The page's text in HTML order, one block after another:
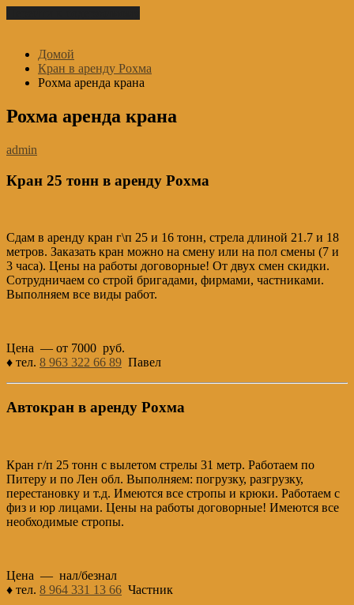
Домой
Кран в аренду Рохма
Рохма аренда крана
Рохма аренда крана
admin
Кран 25 тонн в аренду Рохма
Сдам в аренду кран г\п 25 и 16 тонн, стрела длиной 21.7 и 18
метров. Заказать кран можно на смену или на пол смены (7 и
3 часа). Цены на работы договорные! От двух смен скидки.
Сотрудничаем со строй бригадами, фирмами, частниками.
Выполняем все виды работ.
Цена — от 7000 руб.
♦ тел. 8 963 322 66 89 Павел
Автокран в аренду Рохма
Кран г/п 25 тонн с вылетом стрелы 31 метр. Работаем по
Питеру и по Лен обл. Выполняем: погрузку, разгрузку,
перестановку и т.д. Имеются все стропы и крюки. Работаем с
физ и юр лицами. Цены на работы договорные! Имеются все
необходимые стропы.
Цена — нал/безнал
♦ тел. 8 964 331 13 66 Частник